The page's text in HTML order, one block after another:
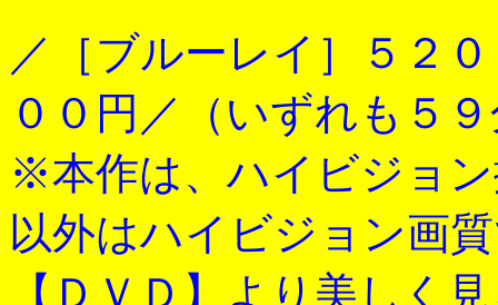
／［ブルーレイ］５２
００円／（いずれも５
※本作は、ハイビジョ
以外はハイビジョン画
【ＤＶＤ】より美しく